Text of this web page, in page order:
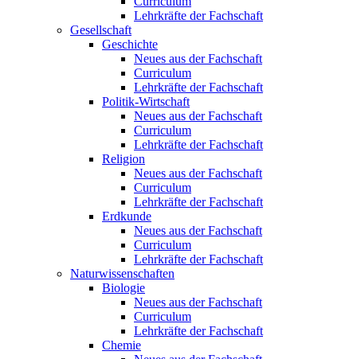
Lehrkräfte der Fachschaft
Gesellschaft
Geschichte
Neues aus der Fachschaft
Curriculum
Lehrkräfte der Fachschaft
Politik-Wirtschaft
Neues aus der Fachschaft
Curriculum
Lehrkräfte der Fachschaft
Religion
Neues aus der Fachschaft
Curriculum
Lehrkräfte der Fachschaft
Erdkunde
Neues aus der Fachschaft
Curriculum
Lehrkräfte der Fachschaft
Naturwissenschaften
Biologie
Neues aus der Fachschaft
Curriculum
Lehrkräfte der Fachschaft
Chemie